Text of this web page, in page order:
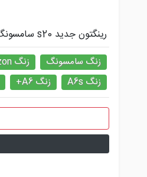
رینگتون جدید s20 سامسونگ گلکسی s20 جدید
زنگ سامسونگ زنگ Over the Horizon
زنگ A6s
زنگ A6+